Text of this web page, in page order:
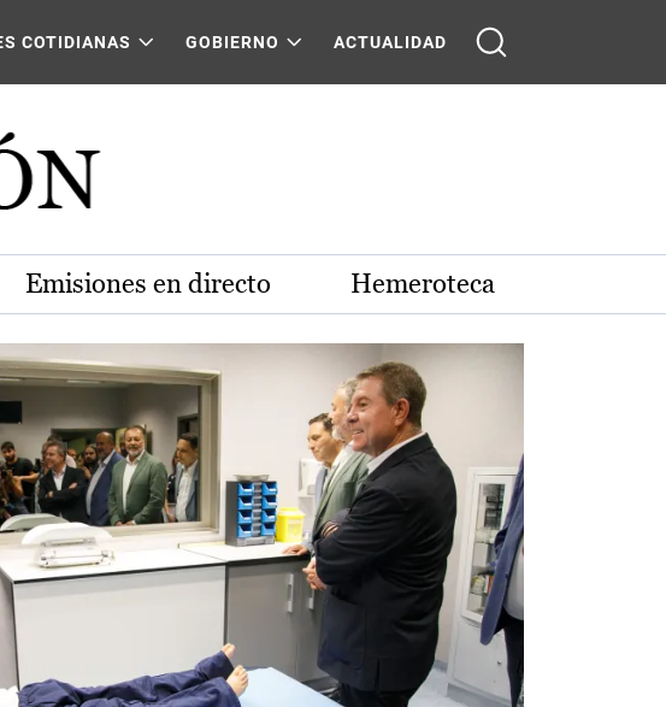
COTIDIANAS GOBIERNO ACTUALIDAD
Emisiones en directo Hemeroteca